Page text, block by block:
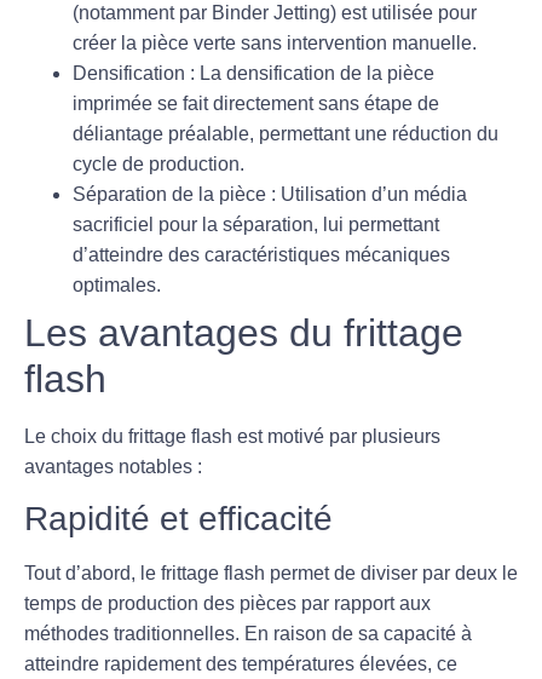
(notamment par Binder Jetting) est utilisée pour
créer la pièce verte sans intervention manuelle.
Densification : La densification de la pièce
imprimée se fait directement sans étape de
déliantage préalable, permettant une réduction du
cycle de production.
Séparation de la pièce : Utilisation d’un média
sacrificiel pour la séparation, lui permettant
d’atteindre des caractéristiques mécaniques
optimales.
Les avantages du frittage
flash
Le choix du frittage flash est motivé par plusieurs
avantages notables :
Rapidité et efficacité
Tout d’abord, le frittage flash permet de diviser par deux le
temps de production des pièces par rapport aux
méthodes traditionnelles. En raison de sa capacité à
atteindre rapidement des températures élevées, ce